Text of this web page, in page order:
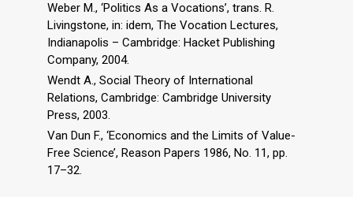
Weber M., ‘Politics As a Vocations’, trans. R.
Livingstone, in: idem, The Vocation Lectures,
Indianapolis – Cambridge: Hacket Publishing
Company, 2004.
Wendt A., Social Theory of International
Relations, Cambridge: Cambridge University
Press, 2003.
Van Dun F., ‘Economics and the Limits of Value-
Free Science’, Reason Papers 1986, No. 11, pp.
17–32.